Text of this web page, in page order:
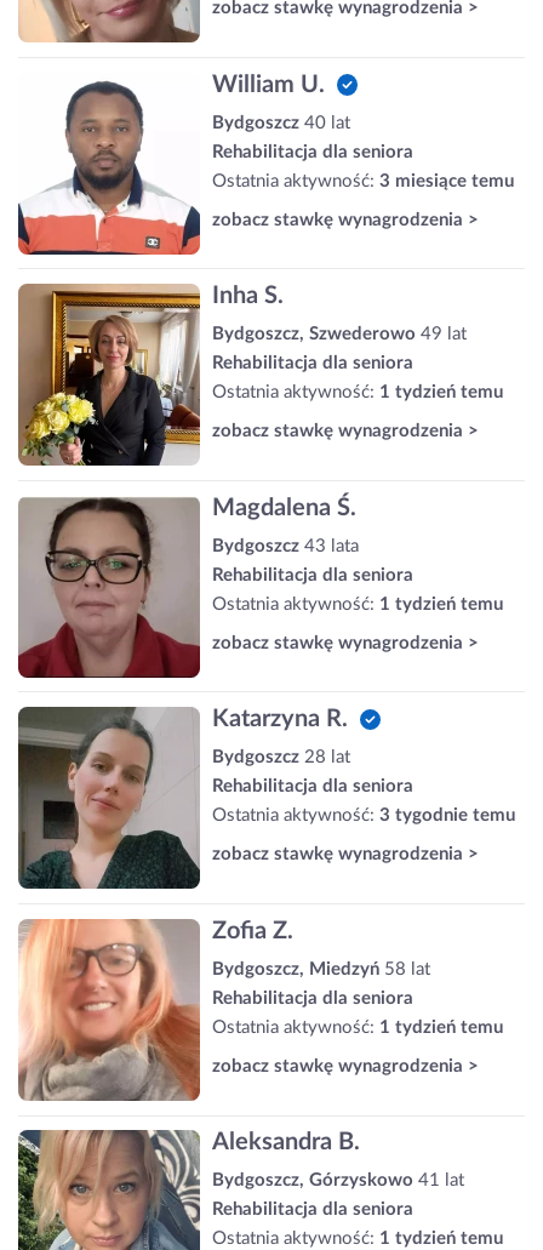
zobacz stawkę wynagrodzenia >
William U.
Bydgoszcz 40 lat
Rehabilitacja dla seniora
Ostatnia aktywność: 3 miesiące temu
zobacz stawkę wynagrodzenia >
Inha S.
Bydgoszcz, Szwederowo 49 lat
Rehabilitacja dla seniora
Ostatnia aktywność: 1 tydzień temu
zobacz stawkę wynagrodzenia >
Magdalena Ś.
Bydgoszcz 43 lata
Rehabilitacja dla seniora
Ostatnia aktywność: 1 tydzień temu
zobacz stawkę wynagrodzenia >
Katarzyna R.
Bydgoszcz 28 lat
Rehabilitacja dla seniora
Ostatnia aktywność: 3 tygodnie temu
zobacz stawkę wynagrodzenia >
Zofia Z.
Bydgoszcz, Miedzyń 58 lat
Rehabilitacja dla seniora
Ostatnia aktywność: 1 tydzień temu
zobacz stawkę wynagrodzenia >
Aleksandra B.
Bydgoszcz, Górzyskowo 41 lat
Rehabilitacja dla seniora
Ostatnia aktywność: 1 tydzień temu